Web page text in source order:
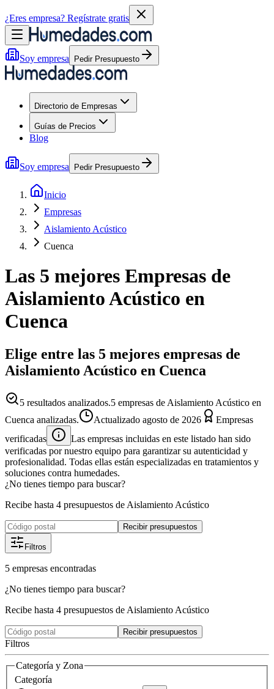
¿Eres empresa? Regístrate gratis
Soy empresa Pedir Presupuesto
Directorio de Empresas
Guías de Precios
Blog
Soy empresa Pedir Presupuesto
Inicio
Empresas
Aislamiento Acústico
Cuenca
Las 5 mejores Empresas de
Aislamiento Acústico en
Cuenca
Elige entre las 5 mejores empresas de
Aislamiento Acústico en Cuenca
5 resultados analizados.5 empresas de Aislamiento Acústico en
Cuenca analizadas.
Actualizado agosto de 2026
Empresas
verificadas
Las empresas incluidas en este listado han sido
verificadas por nuestro equipo para garantizar su autenticidad y
profesionalidad. Todas ellas están especializadas en tratamientos y
soluciones contra humedades.
¿No tienes tiempo para buscar?
Recibe hasta 4 presupuestos de Aislamiento Acústico
Recibir presupuestos
Filtros
5 empresas encontradas
¿No tienes tiempo para buscar?
Recibe hasta 4 presupuestos de Aislamiento Acústico
Recibir presupuestos
Filtros
Categoría y Zona
Categoría